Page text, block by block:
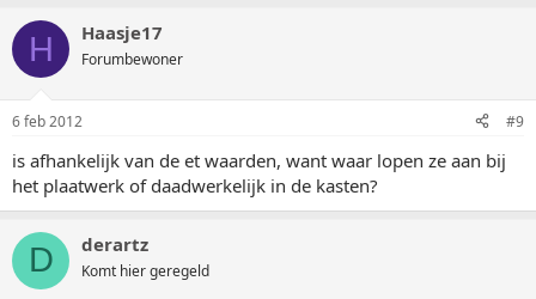
H Haasje17
Forumbewoner
6 feb 2012 #9
is afhankelijk van de et waarden, want waar lopen ze aan bij
het plaatwerk of daadwerkelijk in de kasten?
D derartz
Komt hier geregeld